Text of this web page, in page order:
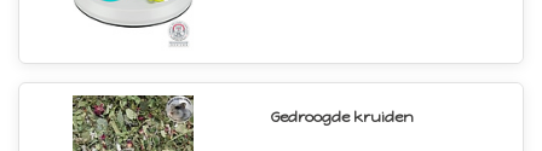
Gedroogde kruiden